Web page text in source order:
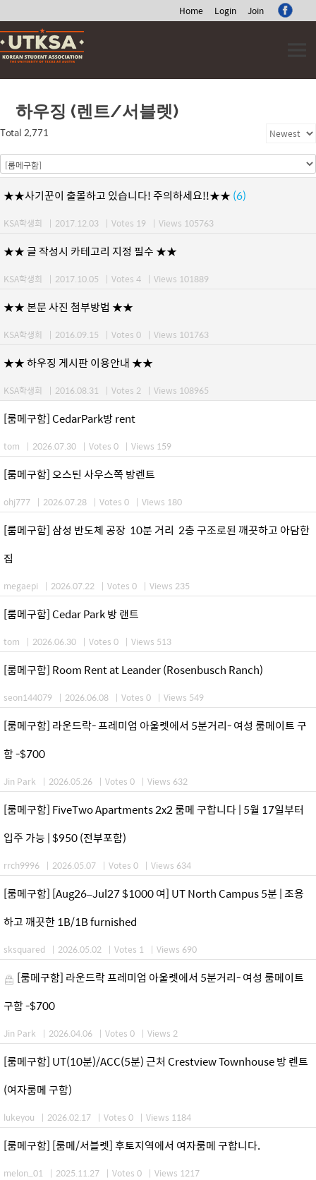
Home Login Join
Skip
to
content
하우징 (렌트/서블렛)
Total 2,771
★★사기꾼이 출몰하고 있습니다! 주의하세요!!★★ (6)
KSA학생회 | 2017.12.03 | Votes 19 | Views 105763
★★ 글 작성시 카테고리 지정 필수 ★★
KSA학생회 | 2017.10.05 | Votes 4 | Views 101889
★★ 본문 사진 첨부방법 ★★
KSA학생회 | 2016.09.15 | Votes 0 | Views 101763
★★ 하우징 게시판 이용안내 ★★
KSA학생회 | 2016.08.31 | Votes 2 | Views 108965
[룸메구함] CedarPark방 rent
tom | 2026.07.30 | Votes 0 | Views 159
[룸메구함] 오스틴 사우스쪽 방렌트
ohj777 | 2026.07.28 | Votes 0 | Views 180
[룸메구함] 삼성 반도체 공장 10분 거리 2층 구조로된 깨끗하고 아담한
집
megaepi | 2026.07.22 | Votes 0 | Views 235
[룸메구함] Cedar Park 방 랜트
tom | 2026.06.30 | Votes 0 | Views 513
[룸메구함] Room Rent at Leander (Rosenbusch Ranch)
seon144079 | 2026.06.08 | Votes 0 | Views 549
[룸메구함] 라운드락- 프레미엄 아울렛에서 5분거리- 여성 룸메이트 구
함 -$700
Jin Park | 2026.05.26 | Votes 0 | Views 632
[룸메구함] FiveTwo Apartments 2x2 룸메 구합니다 | 5월 17일부터
입주 가능 | $950 (전부포함)
rrch9996 | 2026.05.07 | Votes 0 | Views 634
[룸메구함] [Aug26–Jul27 $1000 여] UT North Campus 5분 | 조용
하고 깨끗한 1B/1B furnished
sksquared | 2026.05.02 | Votes 1 | Views 690
[룸메구함] 라운드락 프레미엄 아울렛에서 5분거리- 여성 룸메이트
구함 -$700
Jin Park | 2026.04.06 | Votes 0 | Views 2
[룸메구함] UT(10분)/ACC(5분) 근처 Crestview Townhouse 방 렌트
(여자룸메 구함)
lukeyou | 2026.02.17 | Votes 0 | Views 1184
[룸메구함] [룸메/서블렛] 후토지역에서 여자룸메 구합니다.
melon_01 | 2025.11.27 | Votes 0 | Views 1217